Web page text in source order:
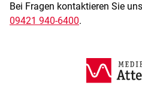
Bei Fragen kontaktieren Sie
09421 940-6400.